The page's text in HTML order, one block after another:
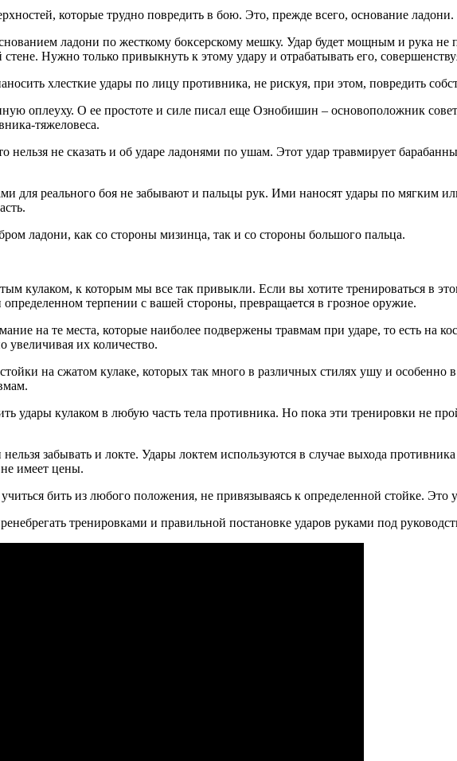
которые трудно повредить в бою. Это, прежде всего, основание ладони.
ладони по жесткому боксерскому мешку. Удар будет мощным и рука
Нужно только привыкнуть к этому удару и отрабатывать его,
хлесткие удары по лицу противника, не рискуя, при этом, повредить
оплеуху. О ее простоте и силе писал еще Ознобишин – основоположник
тяжеловеса.
нельзя не сказать и об ударе ладонями по ушам. Этот удар травмирует
для реального боя не забывают и пальцы рук. Ими наносят удары по мягким
ладони, как со стороны мизинца, так и со стороны большого пальца.
кулаком, к которым мы все так привыкли. Если вы хотите тренироваться в
определенном терпении с вашей стороны, превращается в грозное оружие.
на те места, которые наиболее подвержены травмам при ударе, то есть на
увеличивая их количество.
на сжатом кулаке, которых так много в различных стилях ушу и особенно
удары кулаком в любую часть тела противника. Но пока эти тренировки не
нельзя забывать и локте. Удары локтем используются в случае выхода
имеет цены.
бить из любого положения, не привязываясь к определенной стойке. Это
тренировками и правильной постановке ударов руками под